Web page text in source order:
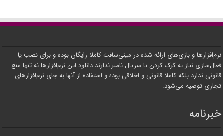
نرم‌افزارها و بازی‌های ارائه شده در مینی‌سافت کاملا رایگان بوده و برای نصب یا
فعال‌سازی نیاز به کرک کردن یا سریال نامبر ندارند.دانلود این نرم‌افزارها نه تنها منع
قانونی ندارد بلکه کاملا قانونی و اخلاقی بوده و استفاده از آنها به جای نرم‌افزارهای
تجاری توصیه می‌شود.
خبرنامه